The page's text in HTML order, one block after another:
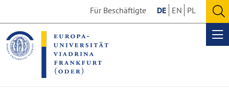
the
content
section
the
footer
section
Für Beschäftigte DE EN PL